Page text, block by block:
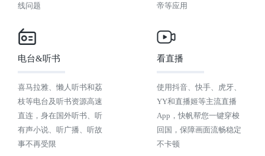
线问题
帝等应用
电台&听书
喜马拉雅、懒人听书和荔
枝等电台及听书资源高速
直连，身在国外听书、听
有声小说、听广播、听故
事不再受限
看直播
使用抖音、快手、虎牙、
YY和直播姬等主流直播
App，快帆帮您一键穿梭
回国，保障画面流畅稳定
不卡顿